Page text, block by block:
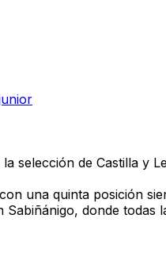
de Castilla y
una quinta posición
donde